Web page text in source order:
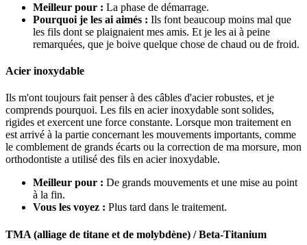
Meilleur pour : La phase de démarrage.
Pourquoi je les ai aimés : Ils font beaucoup moins mal que
les fils dont se plaignaient mes amis. Et je les ai à peine
remarquées, que je boive quelque chose de chaud ou de froid.
Acier inoxydable
Ils m'ont toujours fait penser à des câbles d'acier robustes, et je
comprends pourquoi. Les fils en acier inoxydable sont solides,
rigides et exercent une force constante. Lorsque mon traitement en
est arrivé à la partie concernant les mouvements importants, comme
le comblement de grands écarts ou la correction de ma morsure, mon
orthodontiste a utilisé des fils en acier inoxydable.
Meilleur pour : De grands mouvements et une mise au point
à la fin.
Vous les voyez : Plus tard dans le traitement.
TMA (alliage de titane et de molybdène) / Beta-Titanium